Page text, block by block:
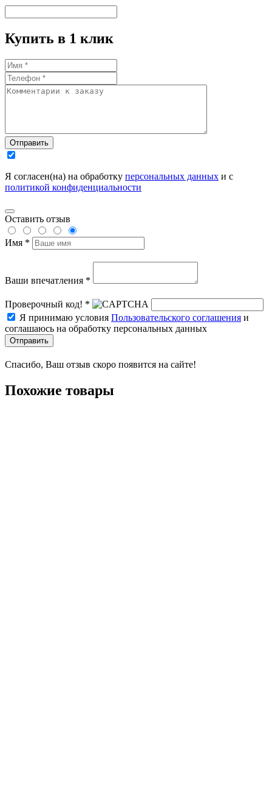
Купить в 1 клик
Отправить
Я согласен(на) на обработку персональных данных и с
политикой конфиденциальности
Оставить отзыв
Имя *
Ваши впечатления *
Проверочный код! *
Я принимаю условия Пользовательского соглашения и
соглашаюсь на обработку персональных данных
Отправить
Спасибо, Ваш отзыв скоро появится на сайте!
Похожие товары